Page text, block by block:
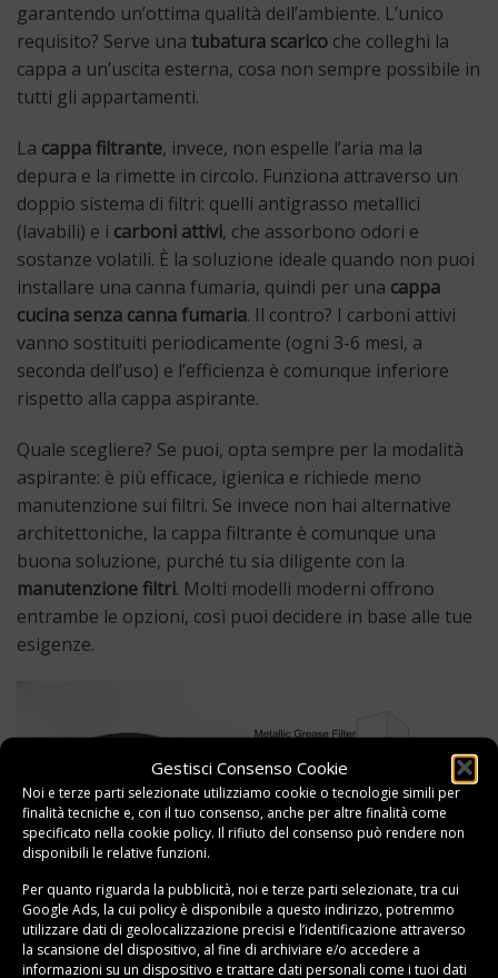
Gestisci Consenso Cookie
Noi e terze parti selezionate utilizziamo cookie o tecnologie simili per
finalità tecniche e, con il tuo consenso, anche per altre finalità come
specificato nella cookie policy. Il rifiuto del consenso può rendere non
disponibili le relative funzioni.
Per quanto riguarda la pubblicità, noi e terze parti selezionate, tra cui
Google Ads, la cui policy è disponibile a questo indirizzo, potremmo
utilizzare dati di geolocalizzazione precisi e l’identificazione attraverso
la scansione del dispositivo, al fine di archiviare e/o accedere a
informazioni su un dispositivo e trattare dati personali come i tuoi dati
garantendo un’ottima qualità dell’ambiente. L’unico
requisito? Serve una tubatura scarico che colleghi la
cappa a un’uscita esterna, cosa non sempre possibile in
tutti gli appartamenti.
La cappa filtrante, invece, non espelle l’aria ma la
depura e la rimette in circolo. Funziona attraverso un
doppio sistema di filtri: quelli antigrasso metallici
(lavabili) e i carboni attivi, che assorbono odori e
sostanze volatili. È la soluzione ideale quando non puoi
installare una canna fumaria, quindi per una cappa
cucina senza canna fumaria. Il contro? I carboni attivi
vanno sostituiti periodicamente (ogni 3-6 mesi, a
seconda dell’uso) e l’efficienza è comunque inferiore
rispetto alla cappa aspirante.
Quale scegliere? Se puoi, opta sempre per la modalità
aspirante: è più efficace, igienica e richiede meno
manutenzione sui filtri. Se invece non hai alternative
architettoniche, la cappa filtrante è comunque una
buona soluzione, purché tu sia diligente con la
manutenzione filtri. Molti modelli moderni offrono
entrambe le opzioni, così puoi decidere in base alle tue
esigenze.